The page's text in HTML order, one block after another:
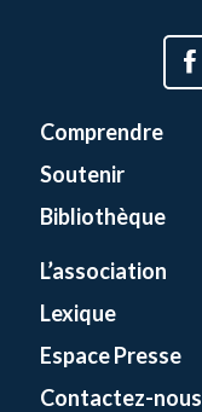
Comprendre
Soutenir
Bibliothèque
L’association
Lexique
Espace Presse
Contactez-nous